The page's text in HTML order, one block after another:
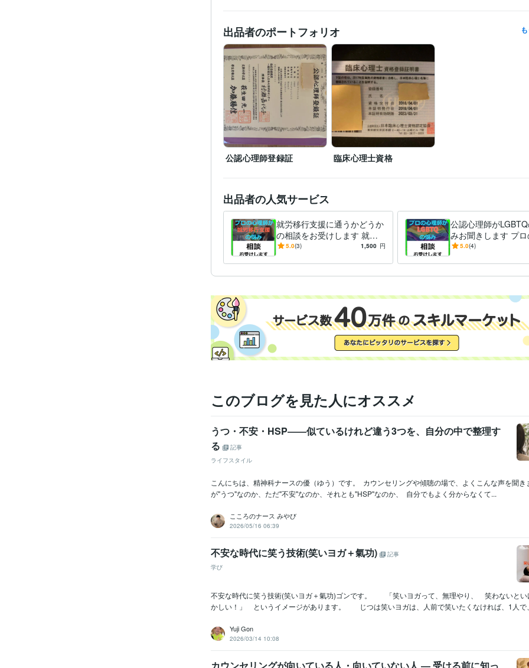
出品者のポートフォリオ
公認心理師登録証 臨床心理士資格
出品者の人気サービス
就労移行支援に通うかどうか
の相談をお受けします 就労
移行支援勤務☆産業分野を専
5.0(3) 1,500 円
公認心理師が
みお聞きします プ
ンセラーがLGBTQ
5.0(4)
このブログを見た人にオススメ
うつ・不安・HSP――似ているけれど違う3つを、自分の中で整理す
る
記事
ライフスタイル
こんにちは、精神科ナースの優（ゆう）です。 カウンセリングや傾聴の場で、よくこんな声を聞
が"うつ"なのか、ただ"不安"なのか、それとも"HSP"なのか、 自分でもよく分からなくて...
こころのナース みやび
2026/05/16 06:39
不安な時代に笑う技術(笑いヨガ＋氣功)
記事
学び
不安な時代に笑う技術(笑いヨガ＋氣功)ゴンです。 「笑いヨガって、無理やり、 笑わないとい
かしい！」 というイメージがあります。 じつは笑いヨガは、人前で笑いたくなければ、1人で
Yuji Gon
2026/03/14 10:08